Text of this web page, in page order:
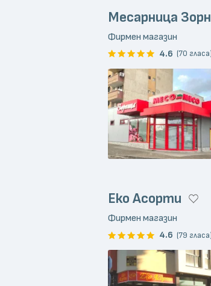
Месарница
Фирмен магазин
4.6 (70
Еко Асорти
Фирмен магазин
4.6 (79